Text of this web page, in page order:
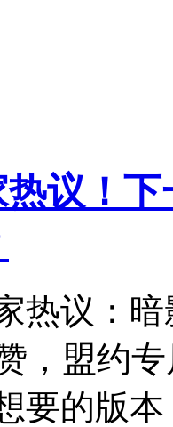
议！
热议：
，盟约
要的版本